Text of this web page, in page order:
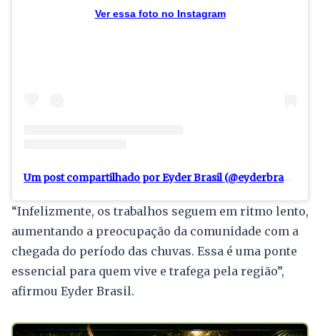
Ver essa foto no Instagram
Um post compartilhado por Eyder Brasil (@eyderbrasil.ro)
“Infelizmente, os trabalhos seguem em ritmo lento,
aumentando a preocupação da comunidade com a
chegada do período das chuvas. Essa é uma ponte
essencial para quem vive e trafega pela região”,
afirmou Eyder Brasil.